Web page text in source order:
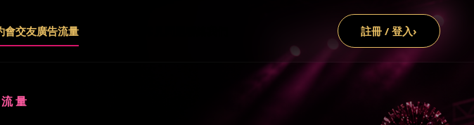
會交友廣告流量 註冊 / 登入›
量